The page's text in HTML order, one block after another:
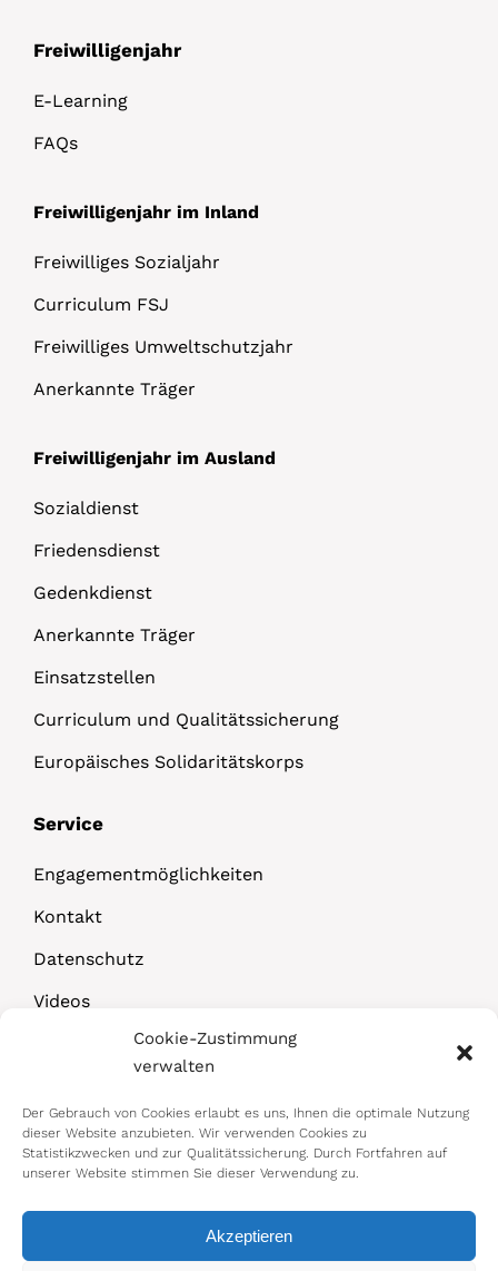
Cookie-Zustimmung
verwalten
Der Gebrauch von Cookies erlaubt es uns, Ihnen die optimale Nutzung
dieser Website anzubieten. Wir verwenden Cookies zu
Statistikzwecken und zur Qualitätssicherung. Durch Fortfahren auf
unserer Website stimmen Sie dieser Verwendung zu.
Akzeptieren
Freiwilligenjahr
E-Learning
FAQs
Freiwilligenjahr im Inland
Freiwilliges Sozialjahr
Curriculum FSJ
Freiwilliges Umweltschutzjahr
Anerkannte Träger
Freiwilligenjahr im Ausland
Sozialdienst
Friedensdienst
Gedenkdienst
Anerkannte Träger
Einsatzstellen
Curriculum und Qualitätssicherung
Europäisches Solidaritätskorps
Service
Engagementmöglichkeiten
Kontakt
Datenschutz
Videos